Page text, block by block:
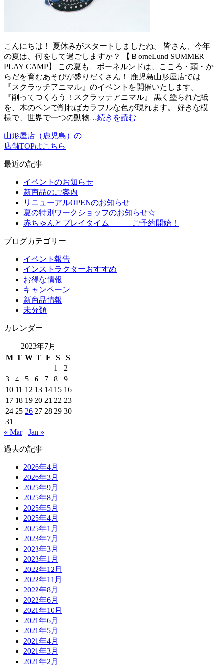
こんにちは！ 夏休みがスタートしましたね。 皆さん、今年
の夏は、何をして過ごしますか？ 【ＢorneLund SUMMER
PLAY CAMP】 この夏も、ボーネルンドは、こころ・頭・か
らだを育むあそびが盛りだくさん！ 鹿児島山形屋店では
『スクラッチアニマル』のイベントを開催いたします。
『削ってつくろう！スクラッチアニマル』 黒く塗られた紙
を、木のペンで削ればカラフルな色が現れます。 好きな模
様で、世界で一つの動物…続きを読む
山形屋店（鹿児島）の
店舗TOPはこちら
最近の記事
イベントのお知らせ
新商品のご案内
リニューアルOPENのお知らせ
夏の特別ワークショップのお知らせ☆
赤ちゃんとプレイタイム ご予約開始！
ブログカテゴリー
イベント報告
インストラクターおすすめ
お得な情報
キャンペーン
新商品情報
未分類
カレンダー
2023年7月
M T W T F S
S
1
2
3
4 5 6 7 8
9
10 11 12 13 14 15 16
17 18 19 20 21 22 23
24 25 26 27 28 29 30
31
« Mar
Jan »
過去の記事
2026年4月
2026年3月
2025年9月
2025年8月
2025年5月
2025年4月
2025年1月
2023年7月
2023年3月
2023年1月
2022年12月
2022年11月
2022年8月
2022年6月
2021年10月
2021年6月
2021年5月
2021年4月
2021年3月
2021年2月